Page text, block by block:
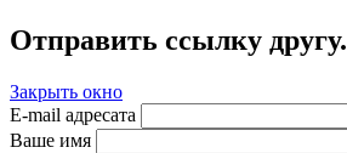
Отправить ссылку другу.
Закрыть окно
E-mail адресата
Ваше имя